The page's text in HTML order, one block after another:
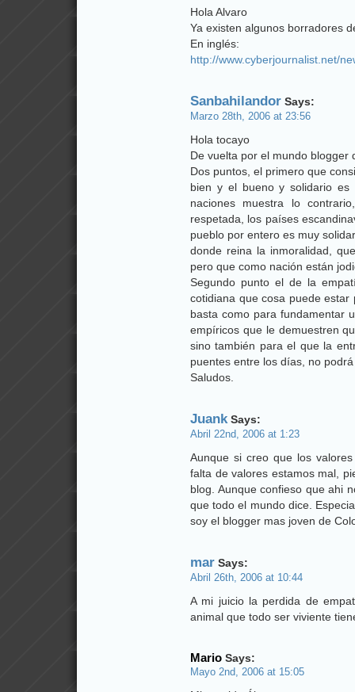
Hola Alvaro
Ya existen algunos borradores
En inglés:
http://www.cyberjournalist.net/
Sanbahilandor Says:
Marzo 28th, 2006 at 23:56
Hola tocayo
De vuelta por el mundo
Dos puntos, el primero que
bien y el bueno y solidario
naciones muestra lo
respetada, los países
pueblo por entero es muy
donde reina la inmoralidad,
pero que como nación están
Segundo punto el de la
cotidiana que cosa puede
basta como para fundamentar
empíricos que le demuestren
sino también para el que la
puentes entre los días, no
Saludos.
Juank Says:
Abril 22nd, 2006 at 1:23
Aunque si creo que los
falta de valores estamos mal,
blog. Aunque confieso que ahi
que todo el mundo dice.
soy el blogger mas joven de
mar Says:
Abril 26th, 2006 at 10:44
A mi juicio la perdida de
animal que todo ser viviente
Mario Says:
Mayo 2nd, 2006 at 15:05